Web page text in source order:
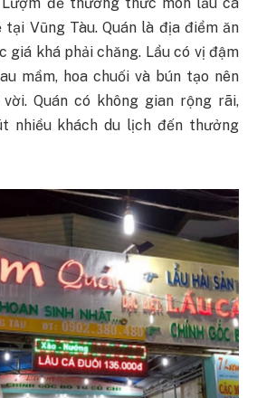
Vũng Tàu. Quán là địa điểm ăn
giá khá phải chăng. Lẩu có vị đậm
mầm, hoa chuối và bún tạo nên
Quán có không gian rộng rãi,
nhiều khách du lịch đến thưởng